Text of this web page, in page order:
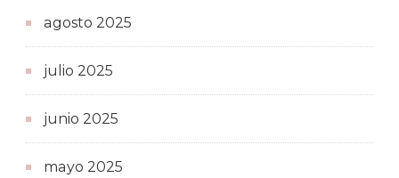
agosto 2025
julio 2025
junio 2025
mayo 2025